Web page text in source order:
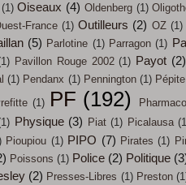
(1) Oiseaux (4) Oldenberg (1)
France (1) Outilleurs (2) OZ (1)
(5) Parlotine (1) Parragon (1)
Pavillon Rouge 2002 (1) Payot (2)
(1) Pendanx (1) Pennington (1) Pépite
(1) PF (192)
Physique (3) Piat (1) Picalausa
Pioupiou (1) PIPO (7) Pirates (1)
Poissons (1) Police (2) Politique
(2) Presses-Libres (1) Preston